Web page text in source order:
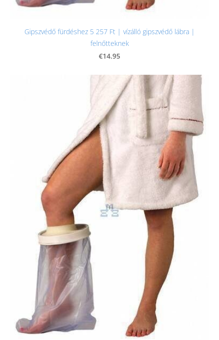
Gipszvédő fürdéshez 5 257 Ft | vízálló gipszvédő lábra |
felnőtteknek
€14.95